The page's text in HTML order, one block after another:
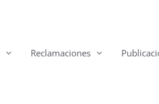
Reclamaciones